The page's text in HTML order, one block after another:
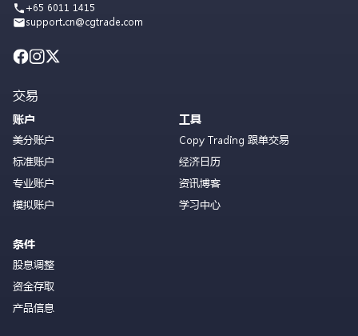
+65 6011 1415
support.cn@cgtrade.com
交易
账户
美分账户
标准账户
专业账户
模拟账户
条件
股息调整
资金存取
产品信息
工具
Copy Trading 跟单交易
经济日历
资讯博客
学习中心